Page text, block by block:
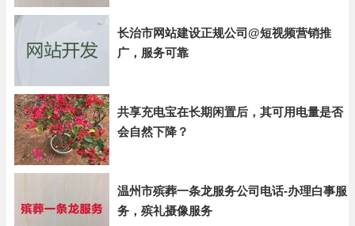
长治市网站建设正规公司@短视频营销推
广，服务可靠
共享充电宝在长期闲置后，其可用电量是否
会自然下降？
温州市殡葬一条龙服务公司电话-办理白事服
务，殡礼摄像服务